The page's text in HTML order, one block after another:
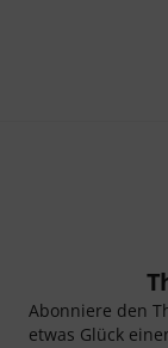
Abonniere den
etwas Glück